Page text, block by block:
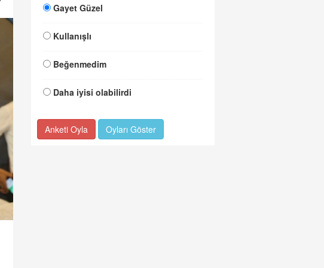
Gayet Güzel
Kullanışlı
Beğenmedim
Daha iyisi olabilirdi
Anketi Oyla Oyları Göster